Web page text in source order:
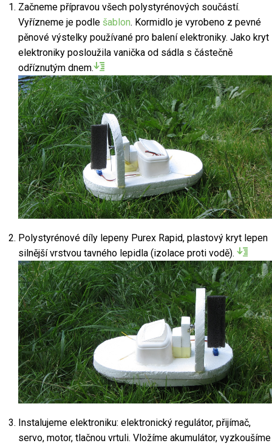
Začneme přípravou všech polystyrénových součástí.
Vyřízneme je podle šablon. Kormidlo je vyrobeno z pevné
pěnové výstelky používané pro balení elektroniky. Jako kryt
elektroniky posloužila vanička od sádla s částečně
odříznutým dnem.
Polystyrénové díly lepeny Purex Rapid, plastový kryt lepen
silnější vrstvou tavného lepidla (izolace proti vodě).
Instalujeme elektroniku: elektronický regulátor, přijímač,
servo, motor, tlačnou vrtuli. Vložíme akumulátor, vyzkoušíme